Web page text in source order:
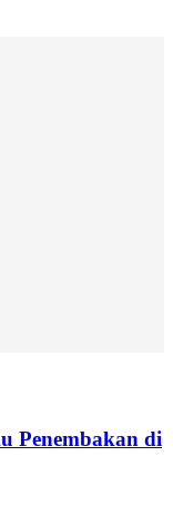
Penembakan di